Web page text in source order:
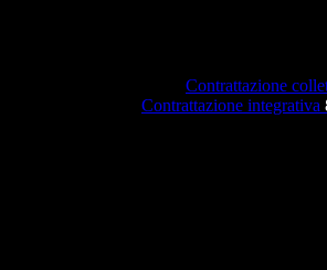
Contrattazione
Contrattazione integrativa